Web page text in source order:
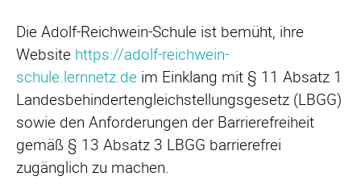
Die Adolf-Reichwein-Schule ist bemüht, ihre
Website https://adolf-reichwein-
schule.lernnetz.de im Einklang mit § 11 Absatz 1
Landesbehindertengleichstellungsgesetz (LBGG)
sowie den Anforderungen der Barrierefreiheit
gemäß § 13 Absatz 3 LBGG barrierefrei
zugänglich zu machen.